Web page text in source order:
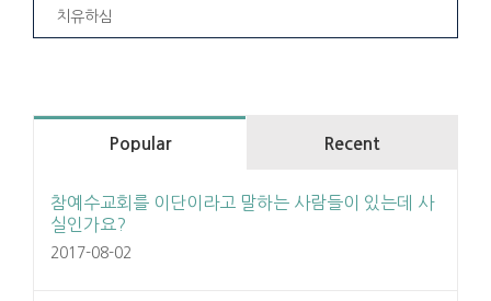
치유하심
Popular Recent
참예수교회를 이단이라고 말하는 사람들이 있는데 사
실인가요?
2017-08-02